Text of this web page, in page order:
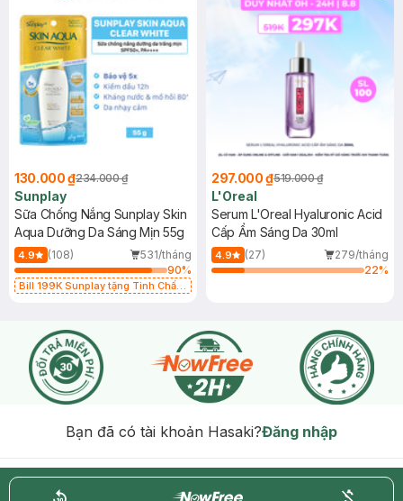
130.000 ₫234.000 ₫
Sunplay
Sữa Chống Nắng Sunplay Skin
Aqua Dưỡng Da Sáng Mịn 55g
4.9 (108)
531/tháng
90%
Bill 199K Sunplay tặng Tinh Chất
297.000 ₫519.000 ₫
L'Oreal
Serum L'Oreal Hyaluronic Acid
Cấp Ẩm Sáng Da 30ml
4.9 (27)
279/tháng
22%
Bạn đã có tài khoản Hasaki?Đăng nhập